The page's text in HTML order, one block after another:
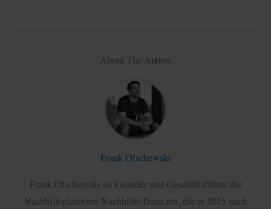
About The Author
Frank Olschewski
Frank Olschewski ist Gründer und Geschäftsführer der
Nachhilfeplattform Nachhilfe-Team.net, die er 2015 nach